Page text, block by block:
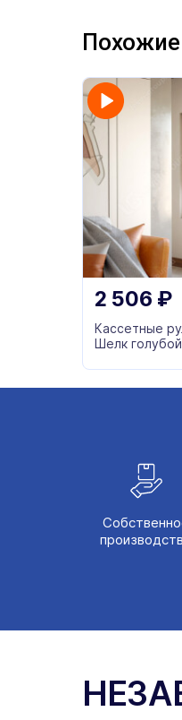
2 506 ₽
Кассетные
Шелк голубой